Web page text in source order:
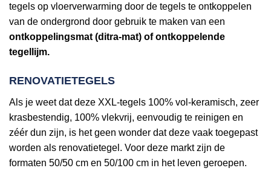
tegels op vloerverwarming door de tegels te ontkoppelen
van de ondergrond door gebruik te maken van een
ontkoppelingsmat (ditra-mat) of ontkoppelende
tegellijm.
RENOVATIETEGELS
Als je weet dat deze XXL-tegels 100% vol-keramisch, zeer
krasbestendig, 100% vlekvrij, eenvoudig te reinigen en
zéér dun zijn, is het geen wonder dat deze vaak toegepast
worden als renovatietegel. Voor deze markt zijn de
formaten 50/50 cm en 50/100 cm in het leven geroepen.